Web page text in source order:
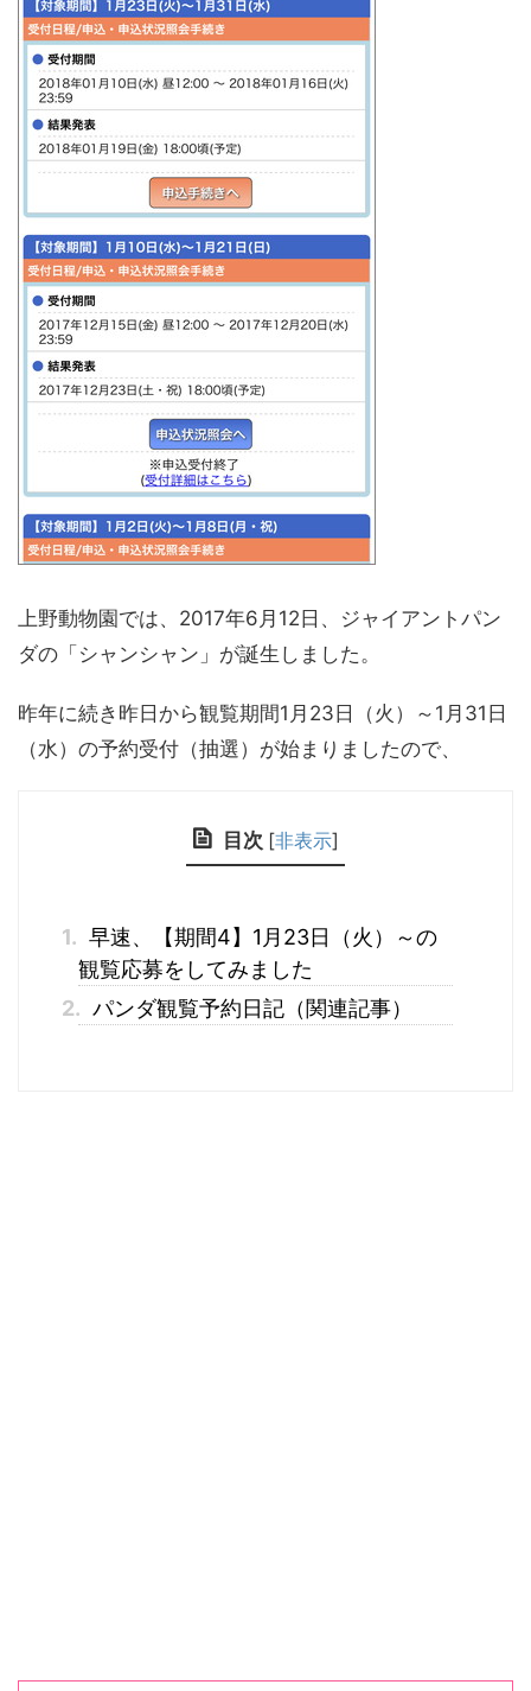
上野動物園では、2017年6月12日、ジャイアントパン
ダの「シャンシャン」が誕生しました。
昨年に続き昨日から観覧期間1月23日（火）～1月31日
（水）の予約受付（抽選）が始まりましたので、
目次 [非表示]
1. 早速、【期間4】1月23日（火）～の
観覧応募をしてみました
2. パンダ観覧予約日記（関連記事）